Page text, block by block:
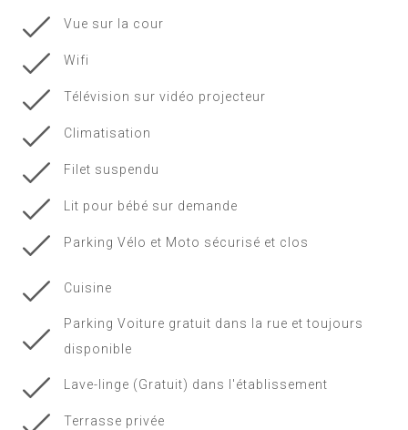
Vue sur la cour
Wifi
Télévision sur vidéo projecteur
Climatisation
Filet suspendu
Lit pour bébé sur demande
Parking Vélo et Moto sécurisé et clos
Cuisine
Parking Voiture gratuit dans la rue et toujours
disponible
Lave-linge (Gratuit) dans l'établissement
Terrasse privée